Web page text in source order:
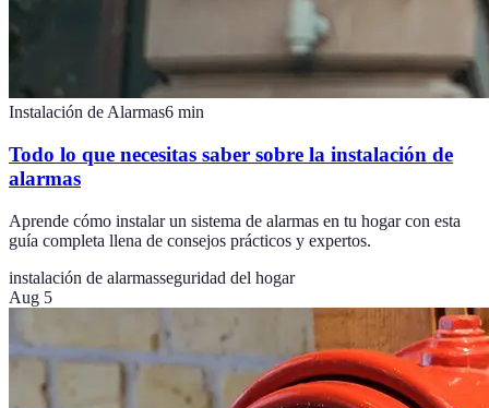
Instalación de Alarmas6 min
Todo lo que necesitas saber sobre la instalación de
alarmas
Aprende cómo instalar un sistema de alarmas en tu hogar con esta
guía completa llena de consejos prácticos y expertos.
instalación de alarmasseguridad del hogar
Aug 5